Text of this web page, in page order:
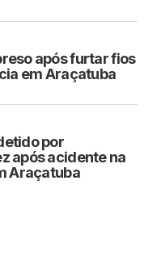
após furtar fios
em Araçatuba
por
após acidente na
Araçatuba